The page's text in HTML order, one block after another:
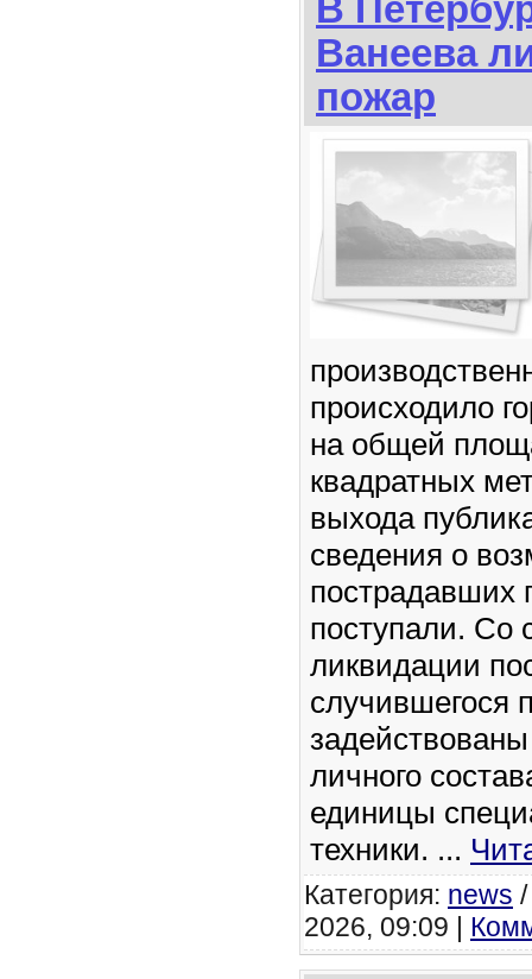
В
Ванеева
пожар
происходило
на общей
квадратных
выхода
сведения о
пострадавших
поступали. Со
ликвидации
случившегося
личного
единицы
техники. ...
Категория: news
2026, 09:09 |